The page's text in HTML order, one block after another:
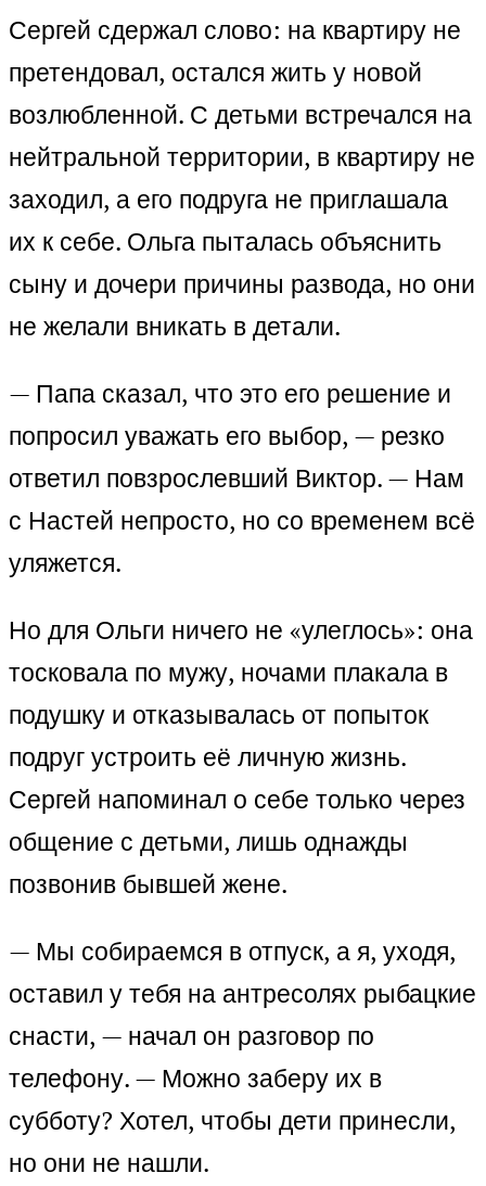
Сергей сдержал слово: на квартиру не
претендовал, остался жить у новой
возлюбленной. С детьми встречался на
нейтральной территории, в квартиру не
заходил, а его подруга не приглашала
их к себе. Ольга пыталась объяснить
сыну и дочери причины развода, но они
не желали вникать в детали.
— Папа сказал, что это его решение и
попросил уважать его выбор, — резко
ответил повзрослевший Виктор. — Нам
с Настей непросто, но со временем всё
уляжется.
Но для Ольги ничего не «улеглось»: она
тосковала по мужу, ночами плакала в
подушку и отказывалась от попыток
подруг устроить её личную жизнь.
Сергей напоминал о себе только через
общение с детьми, лишь однажды
позвонив бывшей жене.
— Мы собираемся в отпуск, а я, уходя,
оставил у тебя на антресолях рыбацкие
снасти, — начал он разговор по
телефону. — Можно заберу их в
субботу? Хотел, чтобы дети принесли,
но они не нашли.